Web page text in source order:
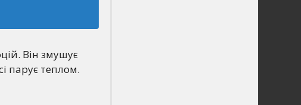
Він змушує
парує теплом.